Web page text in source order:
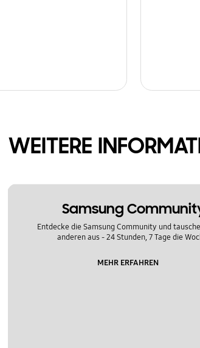
WEITERE
Samsung
Entdecke die Samsung Community und
anderen aus - 24 Stunden, 7 Tage die
MEHR ERFAHREN